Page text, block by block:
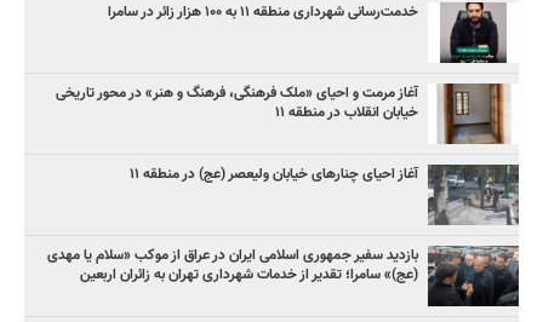
خدمت‌رسانی شهرداری منطقه ۱۱ به ۱۰۰ هزار زائر در سامرا
آغاز مرمت و احیای «ملک فرهنگی، فرهنگ و هنر» در محور تاریخی
خیابان انقلاب در منطقه ۱۱
آغاز احیای چنارهای خیابان ولیعصر (عج) در منطقه ۱۱
بازدید سفیر جمهوری اسلامی ایران در عراق از موکب «سلام یا مهدی
(عج)» سامرا؛ تقدیر از خدمات شهرداری تهران به زائران اربعین